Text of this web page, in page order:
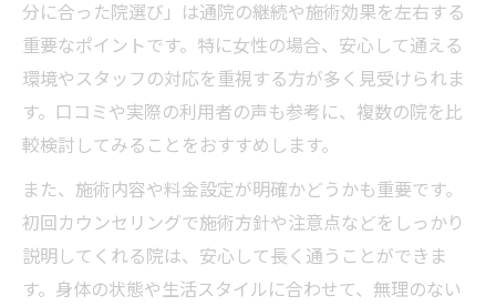
分に合った院選び」は通院の継続や施術効果を左右する
重要なポイントです。特に女性の場合、安心して通える
環境やスタッフの対応を重視する方が多く見受けられま
す。口コミや実際の利用者の声も参考に、複数の院を比
較検討してみることをおすすめします。
また、施術内容や料金設定が明確かどうかも重要です。
初回カウンセリングで施術方針や注意点などをしっかり
説明してくれる院は、安心して長く通うことができま
す。身体の状態や生活スタイルに合わせて、無理のない